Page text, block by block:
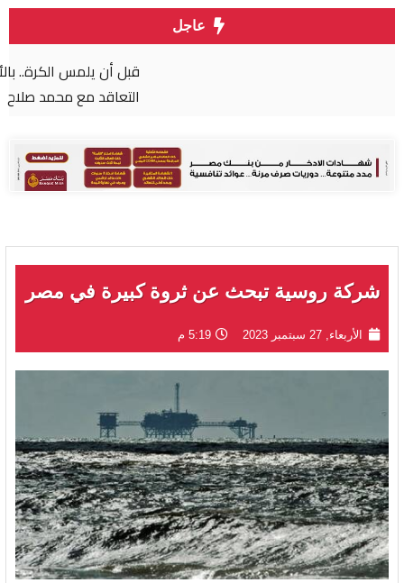
عاجل
قبل أن يلمس الكرة.. بالأرقام طرابزون يحصد ثمار
شركة روسية تبحث عن ثروة كبيرة في مصر
الأربعاء, 27 سبتمبر 2023 5:19 م